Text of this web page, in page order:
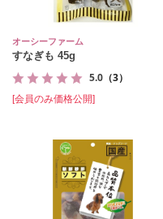
オーシーファーム
すなぎも 45g
5.0 （3）
[会員のみ価格公開]